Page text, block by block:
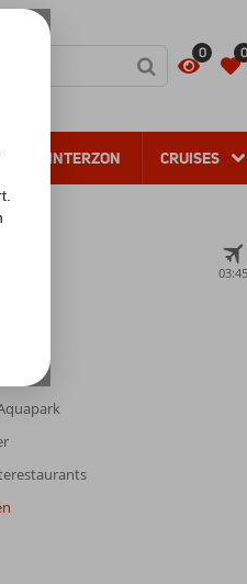
0 0
WINTERZON CRUISES
03:45